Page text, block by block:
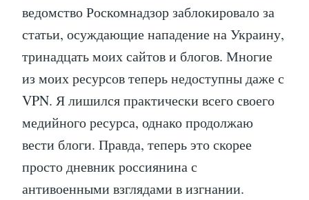
ведомство Роскомнадзор заблокировало за
статьи, осуждающие нападение на Украину,
тринадцать моих сайтов и блогов. Многие
из моих ресурсов теперь недоступны даже с
VPN. Я лишился практически всего своего
медийного ресурса, однако продолжаю
вести блоги. Правда, теперь это скорее
просто дневник россиянина с
антивоенными взглядами в изгнании.